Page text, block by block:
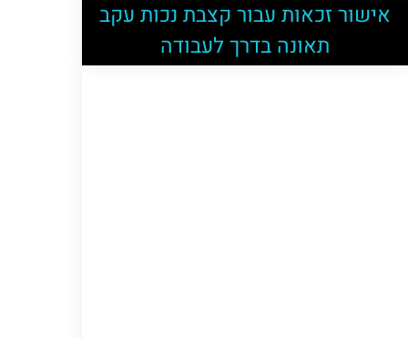
אישור זכאות עבור קצבת נכות עקב
תאונה בדרך לעבודה